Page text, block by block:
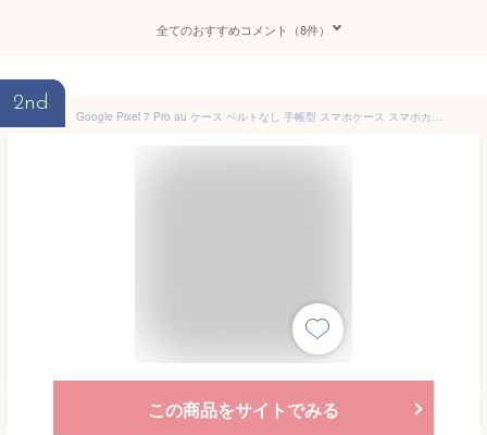
全てのおすすめコメント（8件）
2nd
Google Pixel 7 Pro au ケース ベルトなし 手帳型 スマホケース スマホカバー 手帳型ケース スマホ カバー デザインケース 携帯ケース 用 GooglePixel7Pro pixel7proau au ピクセル bn803
この商品をサイトでみる